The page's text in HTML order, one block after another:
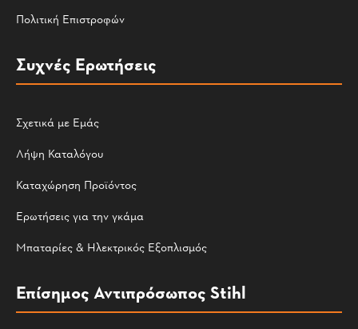
Πολιτική Επιστροφών
Συχνές Ερωτήσεις
Σχετικά με Εμάς
Λήψη Καταλόγου
Καταχώρηση Προϊόντος
Ερωτήσεις για την γκάμα
Μπαταρίες & Ηλεκτρικός Εξοπλισμός
Επίσημος Αντιπρόσωπος Stihl